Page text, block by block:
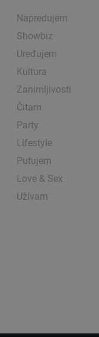
Napredujem
Showbiz
Uređujem
Kultura
Zanimljivosti
Čitam
Party
Lifestyle
Putujem
Love & Sex
Uživam